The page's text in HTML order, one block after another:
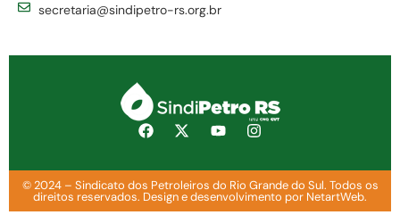
secretaria@sindipetro-rs.org.br
© 2024 – Sindicato dos Petroleiros do Rio Grande do Sul. Todos os
direitos reservados. Design e desenvolvimento por NetartWeb.